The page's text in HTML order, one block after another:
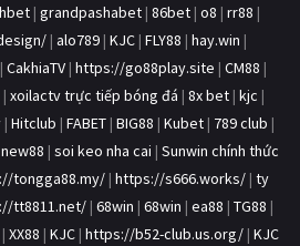
| grandpashabet | 86bet | o8 | rr88 |
| alo789 | KJC | FLY88 | hay.win |
| CakhiaTV | https://go88play.site | CM88 |
| xoilactv trực tiếp bóng đá | 8x bet | kjc |
| Hitclub | FABET | BIG88 | Kubet | 789 club |
new88 | soi keo nha cai | Sunwin chính thức
tongga88.my/ | https://s666.works/ | ty
tt8811.net/ | 68win | 68win | ea88 | TG88 |
| XX88 | KJC | https://b52-club.us.org/ | KJC